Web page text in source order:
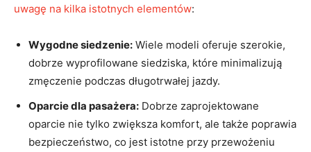
uwagę na kilka istotnych elementów:
Wygodne siedzenie: Wiele modeli oferuje szerokie,
dobrze wyprofilowane siedziska, które minimalizują
zmęczenie podczas długotrwałej jazdy.
Oparcie dla pasażera: Dobrze zaprojektowane
oparcie nie tylko zwiększa komfort, ale także poprawia
bezpieczeństwo, co jest istotne przy przewożeniu